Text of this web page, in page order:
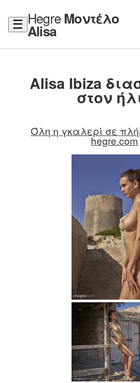
☰ HegreΜοντέλο
Alisa
Alisa Ibiza
στον
Όλη η γκαλερί σε
hegre.com